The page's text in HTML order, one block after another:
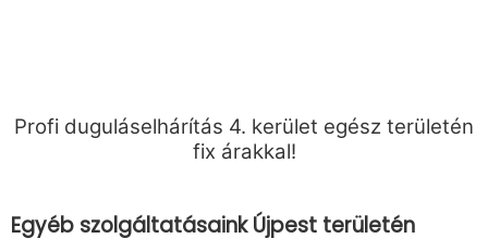
Profi duguláselhárítás 4. kerület egész területén
fix árakkal!
Egyéb szolgáltatásaink Újpest területén